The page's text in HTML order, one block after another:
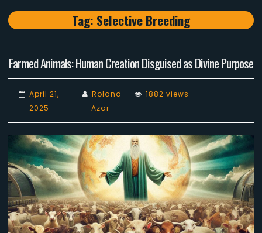
Tag: Selective Breeding
Farmed Animals: Human Creation Disguised as Divine Purpose
April 21,
2025
Roland
Azar
1882 views